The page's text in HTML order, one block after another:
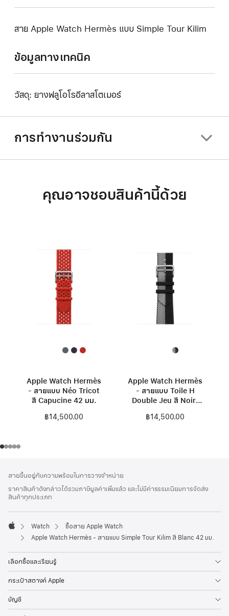
สาย Apple Watch Hermès แบบ Simple Tour Kilim
ข้อมูลทางเทคนิค
วัสดุ: ยางฟลูโอโรอีลาสโตเมอร์
การทำงานร่วมกัน
คุณอาจชอบสินค้านี้ด้วย
Apple Watch Hermès
- สายแบบ Néo Tricot
สี Capucine 42 มม.
฿14,500.00
Apple Watch Hermès
- สายแบบ Toile H
Double Jeu สี Noir/
฿14,500.00
ส่วน
ท้าย
กระดาษ
เชิงอรรถ
สายขึ้นอยู่กับความพร้อมในการวางจำหน่าย
ราคาสินค้าดังกล่าวได้รวมภาษีมูลค่าเพิ่มแล้ว และไม่มีค่าธรรมเนียมการจัดส่ง
สินค้าทุกประเภท
Apple
Watch
ซื้อสาย Apple Watch
Apple Watch Hermès - สายแบบ Simple Tour Kilim สี Blanc 42 มม.
เลือกซื้อและเรียนรู้
กระเป๋าสตางค์ Apple
บัญชี